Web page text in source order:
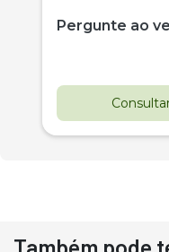
Pergunte ao
Também pode